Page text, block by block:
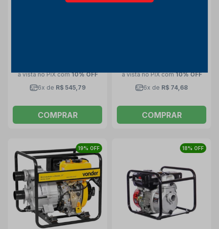
à vista no PIXcom10% OFF
6x de R$ 545,79
COMPRAR
à vista no PIXcom10% OFF
6x de R$ 74,68
COMPRAR
19% OFF 18% OFF